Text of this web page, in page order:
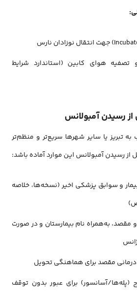
هوای کابین (استاندارد شرایط
رسیدن آمبولانس
به تبریز یا سایر شهرها سریع‌تر و منظم‌تر
رسیدن آمبولانس این موارد آماده باشد:
و سوابق پزشکی اخیر (نسخه‌ها، خلاصه
به‌همراه نام بیمارستان و در صورت
مقصد برای هماهنگی تحویل
(پله‌ها/آسانسور) برای عبور بدون توقف